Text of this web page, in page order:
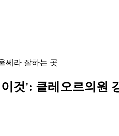
쎄라 잘하는 곳
것': 클레오르의원